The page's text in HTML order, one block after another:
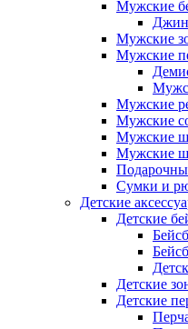
Мужские
Мужские
Мужские
Мужские
Мужские
Мужские
Мужские
Сумки и
Детские
Детские
Детские
Детские